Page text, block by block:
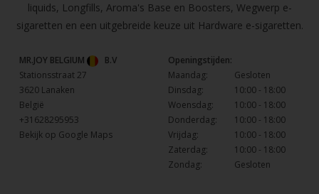
liquids, Longfills, Aroma's Base en Boosters, Wegwerp e-
sigaretten en een uitgebreide keuze uit Hardware e-sigaretten.
MR.JOY BELGIUM
B.V
Stationsstraat 27
3620 Lanaken
België
+31628295953
Bekijk op Google Maps
Openingstijden:
Maandag:
Gesloten
Dinsdag:
10:00 - 18:00
Woensdag:
10:00 - 18:00
Donderdag:
10:00 - 18:00
Vrijdag:
10:00 - 18:00
Zaterdag:
10:00 - 18:00
Zondag:
Gesloten